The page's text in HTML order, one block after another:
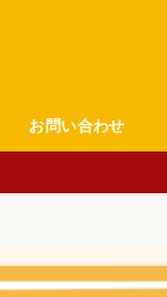
お問い合わせ